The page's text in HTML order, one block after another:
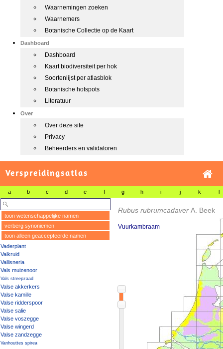
Waarnemingen zoeken
Waarnemers
Botanische Collectie op de Kaart
Dashboard
Dashboard
Kaart biodiversiteit per hok
Soortenlijst per atlasblok
Botanische hotspots
Literatuur
Over
Over deze site
Privacy
Beheerders en validatoren
Verspreidingsatlas
a b c d e f g h i j k l
toon wetenschappelijke namen
verberg synoniemen
toon alleen geaccepteerde namen
Vaderplant
Valkruid
Vallisneria
Vals muizenoor
Vals streepzaad
Valse akkerkers
Valse kamille
Valse ridderspoor
Valse salie
Valse voszegge
Valse wingerd
Valse zandzegge
Vanhouttes spirea
Rubus rubrumcadaver A. Beek
Vuurkambraam